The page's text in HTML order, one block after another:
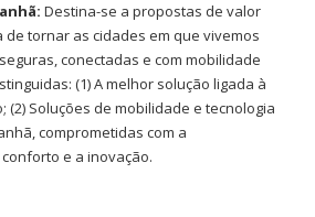
Destina-se a propostas de valor
tornar as cidades em que vivemos
conectadas e com mobilidade
(1) A melhor solução ligada à
(2) Soluções de mobilidade e tecnologia
comprometidas com a
e a inovação.